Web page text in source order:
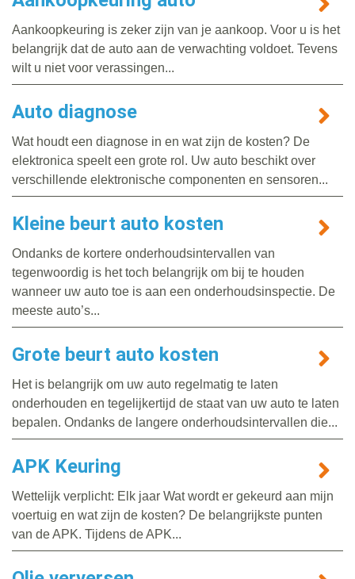
Aankoopkeuring is zeker zijn van je aankoop. Voor u is het
belangrijk dat de auto aan de verwachting voldoet. Tevens
wilt u niet voor verassingen...
Auto diagnose
Wat houdt een diagnose in en wat zijn de kosten? De
elektronica speelt een grote rol. Uw auto beschikt over
verschillende elektronische componenten en sensoren...
Kleine beurt auto kosten
Ondanks de kortere onderhoudsintervallen van
tegenwoordig is het toch belangrijk om bij te houden
wanneer uw auto toe is aan een onderhoudsinspectie. De
meeste auto’s...
Grote beurt auto kosten
Het is belangrijk om uw auto regelmatig te laten
onderhouden en tegelijkertijd de staat van uw auto te laten
bepalen. Ondanks de langere onderhoudsintervallen die...
APK Keuring
Wettelijk verplicht: Elk jaar Wat wordt er gekeurd aan mijn
voertuig en wat zijn de kosten? De belangrijkste punten
van de APK. Tijdens de APK...